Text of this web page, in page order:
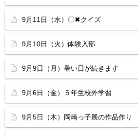
9月11日（水）〇✖クイズ
9月10日（火）体験入部
9月9日（月）暑い日が続きます
9月6日（金）５年生校外学習
9月5日（木）岡崎っ子展の作品作り